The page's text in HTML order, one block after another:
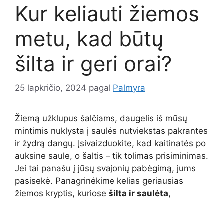
Kur keliauti žiemos
metu, kad būtų
šilta ir geri orai?
25 lapkričio, 2024 pagal Palmyra
Žiemą užklupus šalčiams, daugelis iš mūsų
mintimis nuklysta į saulės nutviekstas pakrantes
ir žydrą dangų. Įsivaizduokite, kad kaitinatės po
auksine saule, o šaltis – tik tolimas prisiminimas.
Jei tai panašu į jūsų svajonių pabėgimą, jums
pasisekė. Panagrinėkime kelias geriausias
žiemos kryptis, kuriose šilta ir saulėta,